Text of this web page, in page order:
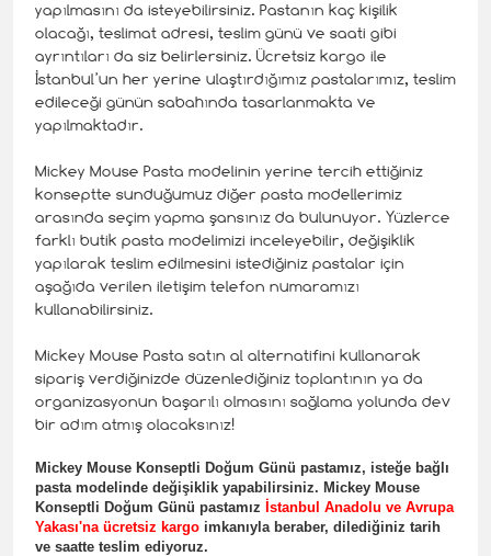
yapılmasını da isteyebilirsiniz. Pastanın kaç kişilik
olacağı, teslimat adresi, teslim günü ve saati gibi
ayrıntıları da siz belirlersiniz. Ücretsiz kargo ile
İstanbul’un her yerine ulaştırdığımız pastalarımız, teslim
edileceği günün sabahında tasarlanmakta ve
yapılmaktadır.
Mickey Mouse Pasta modelinin yerine tercih ettiğiniz
konseptte sunduğumuz diğer pasta modellerimiz
arasında seçim yapma şansınız da bulunuyor. Yüzlerce
farklı butik pasta modelimizi inceleyebilir, değişiklik
yapılarak teslim edilmesini istediğiniz pastalar için
aşağıda verilen iletişim telefon numaramızı
kullanabilirsiniz.
Mickey Mouse Pasta satın al alternatifini kullanarak
sipariş verdiğinizde düzenlediğiniz toplantının ya da
organizasyonun başarılı olmasını sağlama yolunda dev
bir adım atmış olacaksınız!
Mickey Mouse Konseptli Doğum Günü pastamız, isteğe bağlı
pasta modelinde değişiklik yapabilirsiniz. Mickey Mouse
Konseptli Doğum Günü pastamız İstanbul Anadolu ve Avrupa
Yakası'na ücretsiz kargo imkanıyla beraber, dilediğiniz tarih
ve saatte teslim ediyoruz.